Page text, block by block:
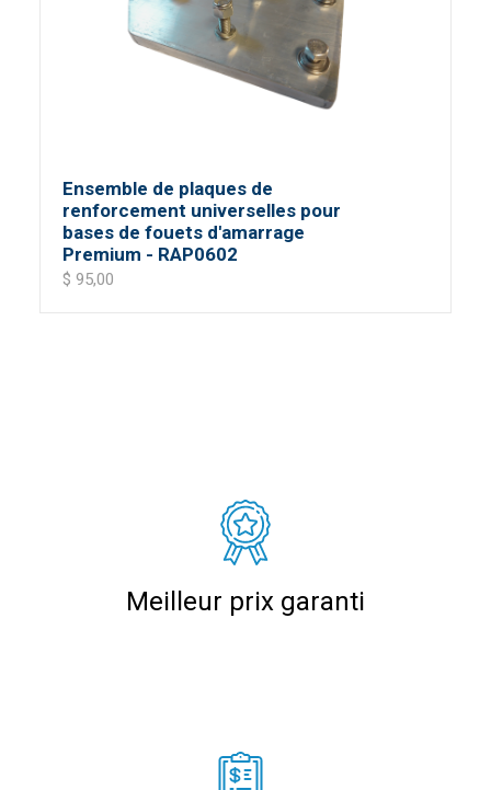
Ensemble de plaques de
renforcement universelles pour
bases de fouets d'amarrage
Premium - RAP0602
$ 95,00
Meilleur prix garanti